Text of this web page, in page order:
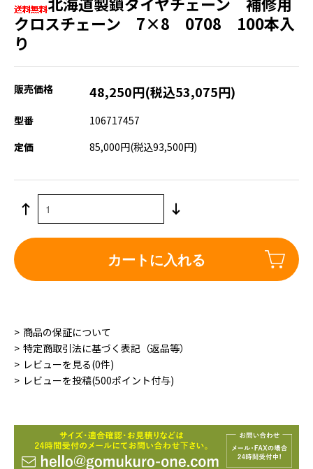
クロスチェーン 7×8 0708 100本入
り
販売価格 48,250円(税込53,075円)
型番
106717457
定価
85,000円(税込93,500円)
カートに入れる
商品の保証について
特定商取引法に基づく表記（返品等）
レビューを見る(0件)
レビューを投稿(500ポイント付与)